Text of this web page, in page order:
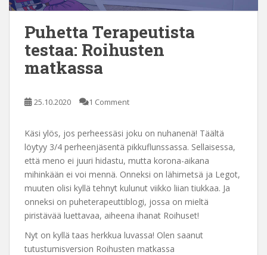
Puhetta Terapeutista
testaa: Roihusten
matkassa
25.10.2020 1 Comment
Käsi ylös, jos perheessäsi joku on nuhanenä! Täältä
löytyy 3/4 perheenjäsentä pikkuflunssassa. Sellaisessa,
että meno ei juuri hidastu, mutta korona-aikana
mihinkään ei voi mennä. Onneksi on lähimetsä ja Legot,
muuten olisi kyllä tehnyt kulunut viikko liian tiukkaa. Ja
onneksi on puheterapeuttiblogi, jossa on mieltä
piristävää luettavaa, aiheena ihanat Roihuset!
Nyt on kyllä taas herkkua luvassa! Olen saanut
tutustumisversion Roihusten matkassa